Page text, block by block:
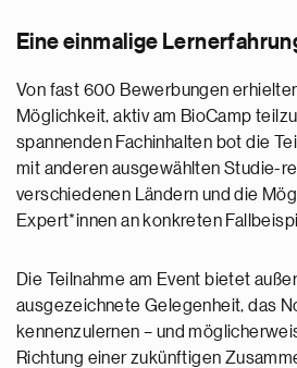
Eine einmalige
Von fast 600 Bewerbungen
Möglichkeit, aktiv am BioCamp
spannenden Fachinhalten bot die
mit anderen ausgewählten Studie-
verschiedenen Ländern und die
Expert*innen an konkreten
Die Teilnahme am Event bietet
ausgezeichnete Gelegenheit, das
kennenzulernen – und
Richtung einer zukünftigen